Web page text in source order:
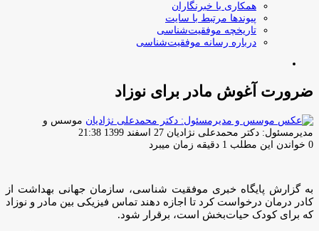
همکاری با خبرنگاران
پیوندها مرتبط با سایت
تاریخچه موفقیت‌شناسی
درباره رسانه موفقیت‌شناسی
ضرورت آغوش مادر برای نوزاد
موسس و
مدیرمسئول: دکتر محمدعلی نژادیان ارسال
ایمیل
27 اسفند 1399 21:38
0 خواندن این مطلب 1 دقیقه زمان میبرد
به گزارش پایگاه خبری موفقیت شناسی، سازمان جهانی بهداشت از
کادر درمان درخواست کرد تا اجازه دهند تماس فیزیکی بین مادر و نوزاد
که برای کودک حیات‌بخش است، برقرار شود.